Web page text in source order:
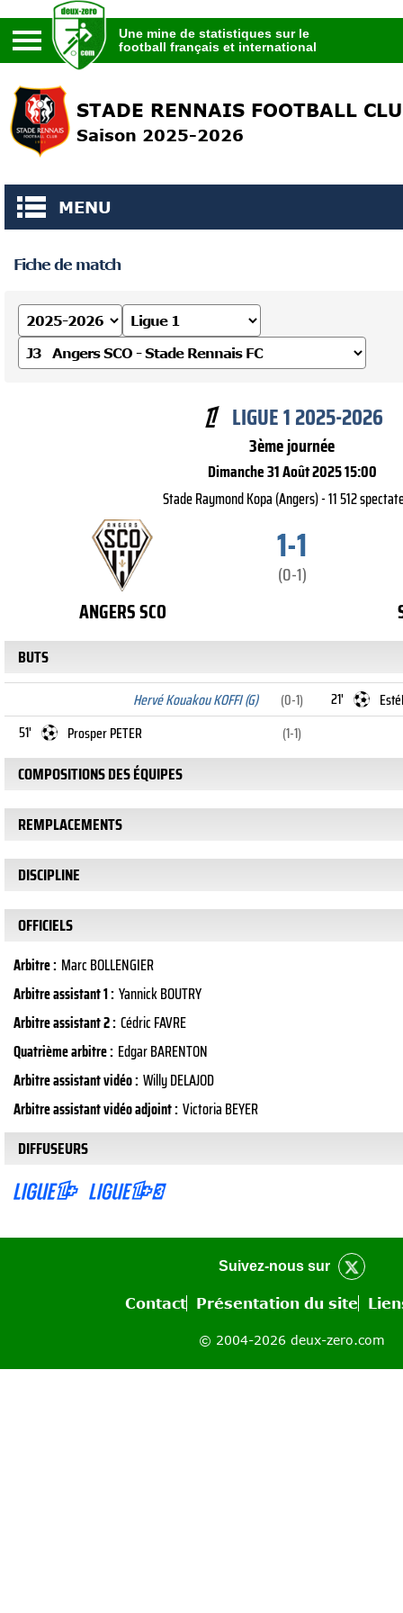
football français et international
Une mine de statistiques sur le
football français et international
STADE RENNAIS FOOTBALL
Saison 2025-2026
MENU
Fiche de match
LIGUE 1 2025-2026
3ème journée
Dimanche 31 Août 2025 15:00
Stade Raymond Kopa (Angers) - 11 512
1-1
(0-1)
ANGERS SCO
BUTS
Hervé Kouakou KOFFI (G) (0-1) 21'
51'
Prosper PETER (1-1)
COMPOSITIONS DES ÉQUIPES
REMPLACEMENTS
DISCIPLINE
OFFICIELS
Arbitre : Marc BOLLENGIER
Arbitre assistant 1 : Yannick BOUTRY
Arbitre assistant 2 : Cédric FAVRE
Quatrième arbitre : Edgar BARENTON
Arbitre assistant vidéo : Willy DELAJOD
Arbitre assistant vidéo adjoint : Victoria BEYER
DIFFUSEURS
Suivez-nous sur
Contact Présentation du site
© 2004-2026 deux-zero.com